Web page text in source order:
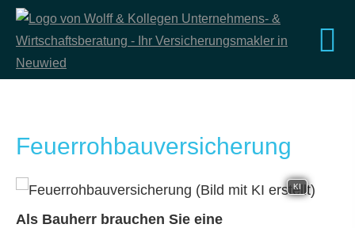
Feuerrohbauversicherung
KI
Als Bauherr brauchen Sie eine